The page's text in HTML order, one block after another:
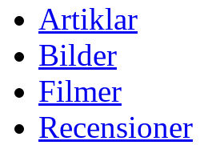
Artiklar
Bilder
Filmer
Recensioner